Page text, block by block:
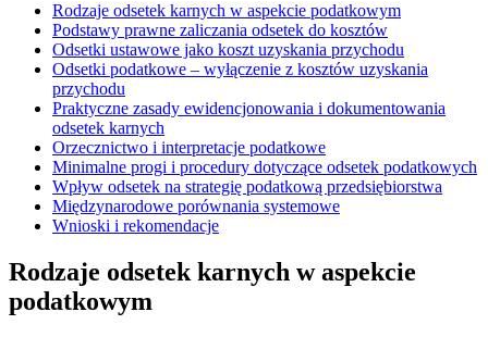
Rodzaje odsetek karnych w aspekcie podatkowym
Podstawy prawne zaliczania odsetek do kosztów
Odsetki ustawowe jako koszt uzyskania przychodu
Odsetki podatkowe – wyłączenie z kosztów uzyskania
przychodu
Praktyczne zasady ewidencjonowania i dokumentowania
odsetek karnych
Orzecznictwo i interpretacje podatkowe
Minimalne progi i procedury dotyczące odsetek podatkowych
Wpływ odsetek na strategię podatkową przedsiębiorstwa
Międzynarodowe porównania systemowe
Wnioski i rekomendacje
Rodzaje odsetek karnych w aspekcie
podatkowym